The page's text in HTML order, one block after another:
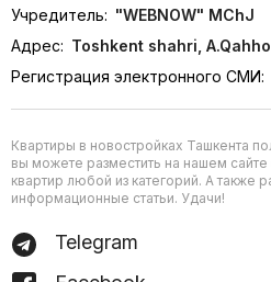
Учредитель: "WEBNOW" MChJ
Адрес: Toshkent shahri,
Регистрация электронного СМИ:
Квартиры в новостройках Ташкента
вы можете разместить на нашем
квартир любой из категорий. А также
информационные статьи. Удачи!
Telegram